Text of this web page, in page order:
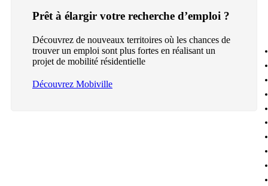
Prêt à élargir votre recherche d’emploi ?
Découvrez de nouveaux territoires où les chances de
trouver un emploi sont plus fortes en réalisant un
projet de mobilité résidentielle
Découvrez Mobiville